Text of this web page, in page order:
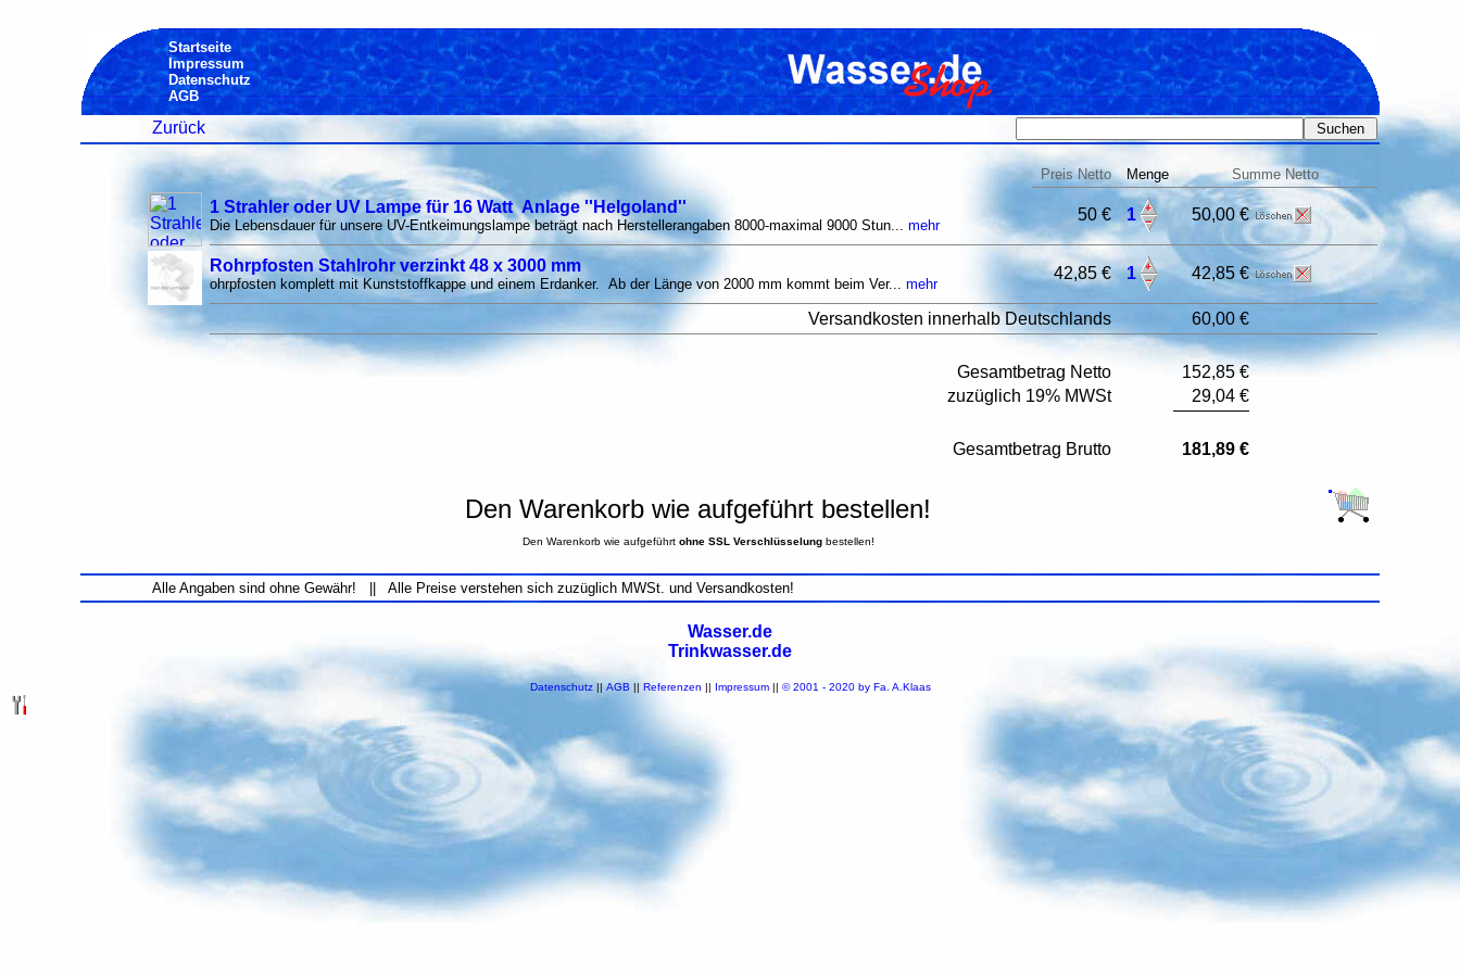
Startseite
Impressum
Datenschutz
AGB
Zurück
Preis Netto Menge Summe Netto
1 Strahler oder UV Lampe für 16 Watt Anlage ''Helgoland''
Die Lebensdauer für unsere UV-Entkeimungslampe beträgt nach Herstellerangaben 8000-maximal 9000 Stun... mehr
50 € 1 50,00 €
Rohrpfosten Stahlrohr verzinkt 48 x 3000 mm
ohrpfosten komplett mit Kunststoffkappe und einem Erdanker. Ab der Länge von 2000 mm kommt beim Ver... mehr
42,85 € 1 42,85 €
Versandkosten innerhalb Deutschlands 60,00 €
Gesamtbetrag Netto
152,85 €
zuzüglich 19% MWSt
29,04 €
Gesamtbetrag Brutto 181,89 €
Den Warenkorb wie aufgeführt bestellen!
Den Warenkorb wie aufgeführt ohne SSL Verschlüsselungbestellen!
Alle Angaben sind ohne Gewähr! || Alle Preise verstehen sich zuzüglich MWSt. und Versandkosten!
Wasser.de
Trinkwasser.de
Datenschutz||AGB|| Referenzen || Impressum|| © 2001 - 2020 by Fa. A.Klaas